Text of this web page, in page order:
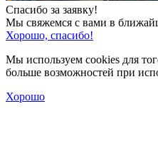
Спасибо за заявку!
Мы свяжемся с вами в
Хорошо, спасибо!
Мы используем cookies для
больше возможностей при
Хорошо